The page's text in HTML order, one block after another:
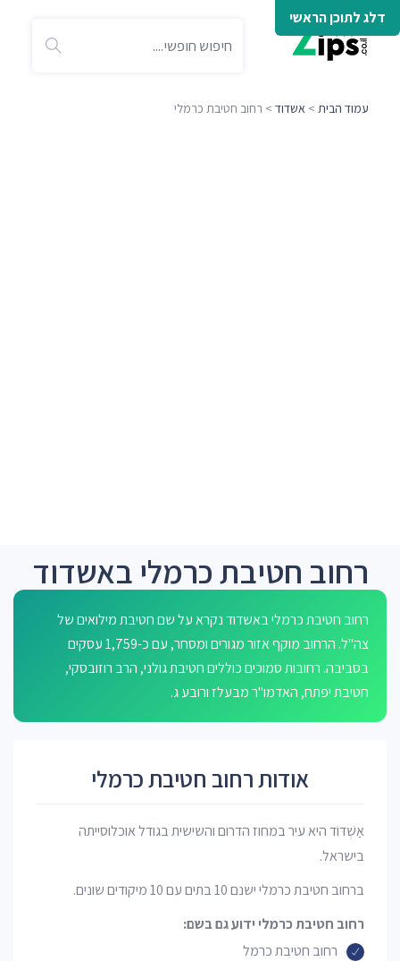
דלג לתוכן הראשי
עמוד הבית > אשדוד > רחוב חטיבת כרמלי
רחוב חטיבת כרמלי באשדוד
רחוב חטיבת כרמלי באשדוד נקרא על שם חטיבת מילואים של
צה"ל. הרחוב מוקף אזור מגורים ומסחר, עם כ-1,759 עסקים
בסביבה. רחובות סמוכים כוללים חטיבת גולני, הרב רוזובסקי,
חטיבת יפתח, האדמו"ר מבעלז ורובע ג.
אודות רחוב חטיבת כרמלי
אַשְׁדּוֹד היא עיר במחוז הדרום והשישית בגודל אוכלוסייתה
בישראל.
ברחוב חטיבת כרמלי ישנם 10 בתים עם 10 מיקודים שונים.
רחוב חטיבת כרמלי ידוע גם בשם:
רחוב חטיבת כרמל